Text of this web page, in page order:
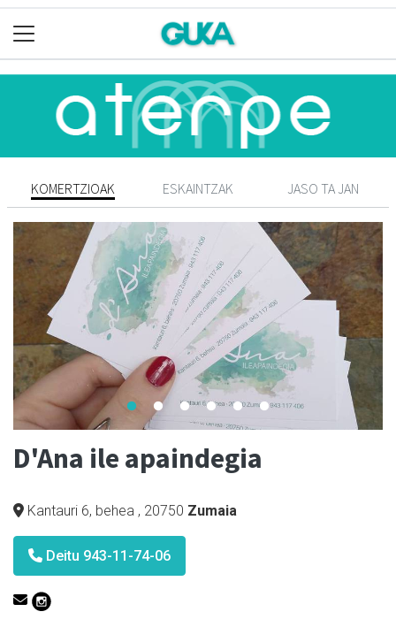
KOMERTZIOAK ESKAINTZAK JASO TA JAN
D'Ana ile apaindegia
Kantauri 6, behea , 20750 Zumaia
Deitu 943-11-74-06